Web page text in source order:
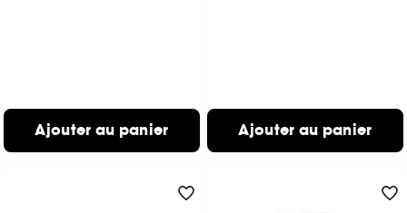
Ajouter au panier Ajouter au panier